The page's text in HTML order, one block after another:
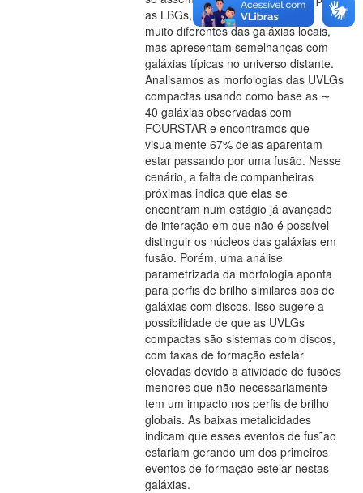
as LBGs, sugerindo que elas são
muito diferentes das galáxias locais,
mas apresentam semelhanças com
galáxias típicas no universo distante.
Analisamos as morfologias das UVLGs
compactas usando como base as ∼
40 galáxias observadas com
FOURSTAR e encontramos que
visualmente 67% delas aparentam
estar passando por uma fusão. Nesse
cenário, a falta de companheiras
próximas indica que elas se
encontram num estágio já avançado
de interação em que não é possível
distinguir os núcleos das galáxias em
fusão. Porém, uma análise
parametrizada da morfologia aponta
para perfis de brilho similares aos de
galáxias com discos. Isso sugere a
possibilidade de que as UVLGs
compactas são sistemas com discos,
com taxas de formação estelar
elevadas devido a atividade de fusões
menores que não necessariamente
tem um impacto nos perfis de brilho
globais. As baixas metalicidades
indicam que esses eventos de fus˜ao
estariam gerando um dos primeiros
eventos de formação estelar nestas
galáxias.